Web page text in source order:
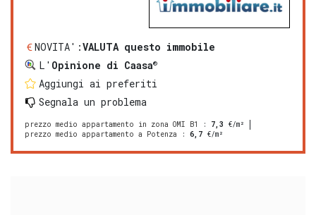
NOVITA':VALUTA questo immobile
L' Opinione di Caasa®
Aggiungi ai preferiti
Segnala un problema
prezzo medio appartamento in zona OMI B1 : 7,3 €/m²
prezzo medio appartamento a Potenza : 6,7 €/m²